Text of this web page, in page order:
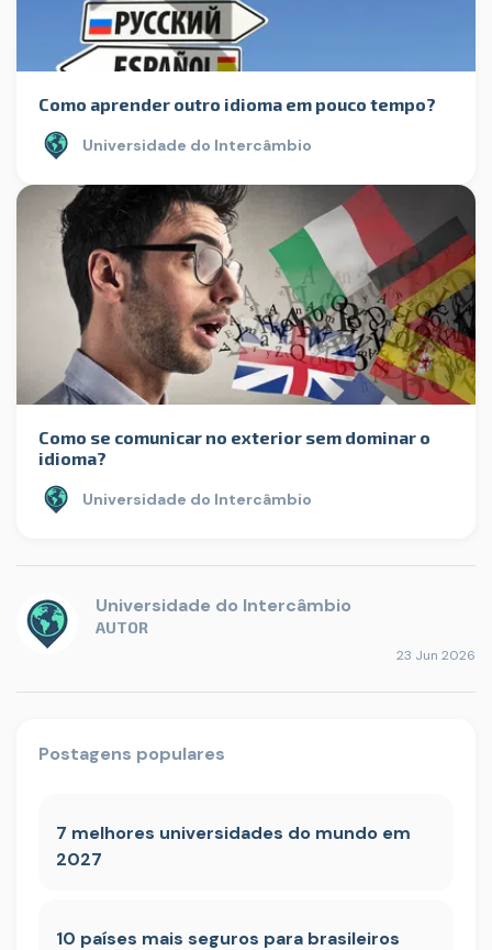
Como aprender outro idioma em pouco tempo?
Universidade do Intercâmbio
Como se comunicar no exterior sem dominar o
idioma?
Universidade do Intercâmbio
Universidade do Intercâmbio
AUTOR
23 Jun 2026
Postagens populares
7 melhores universidades do mundo em
2027
10 países mais seguros para brasileiros